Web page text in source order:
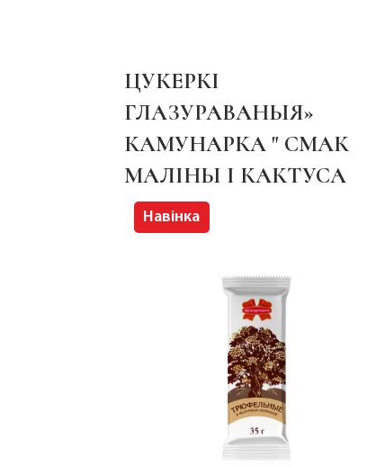
ЦУКЕРКІ
ГЛАЗУРАВАНЫЯ»
КАМУНАРКА " СМАК
МАЛІНЫ І КАКТУСА
Навінка